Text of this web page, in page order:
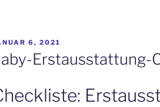
6, 2021
Erstausstattung-